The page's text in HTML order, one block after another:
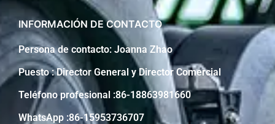
INFORMACIÓN DE CONTACTO
Persona de contacto: Joanna Zhao
Puesto : Director General y Director Comercial
Teléfono profesional :86-18863981660
WhatsApp :86-15953736707